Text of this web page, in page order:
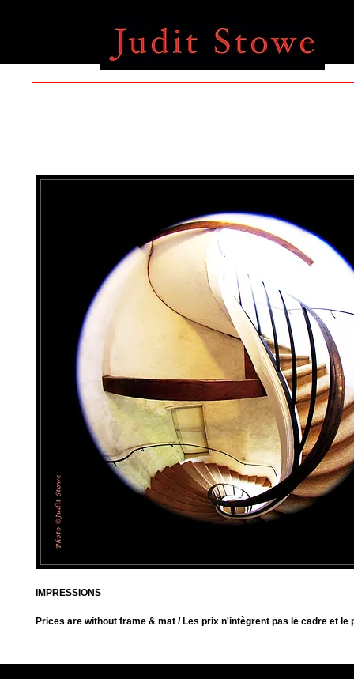
IMPRESSIONS
Prices are without frame & mat / Les prix n'intègrent pas le cadre et le